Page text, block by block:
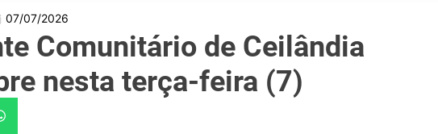
07/07/2026
Comunitário de Ceilândia
nesta terça-feira (7)